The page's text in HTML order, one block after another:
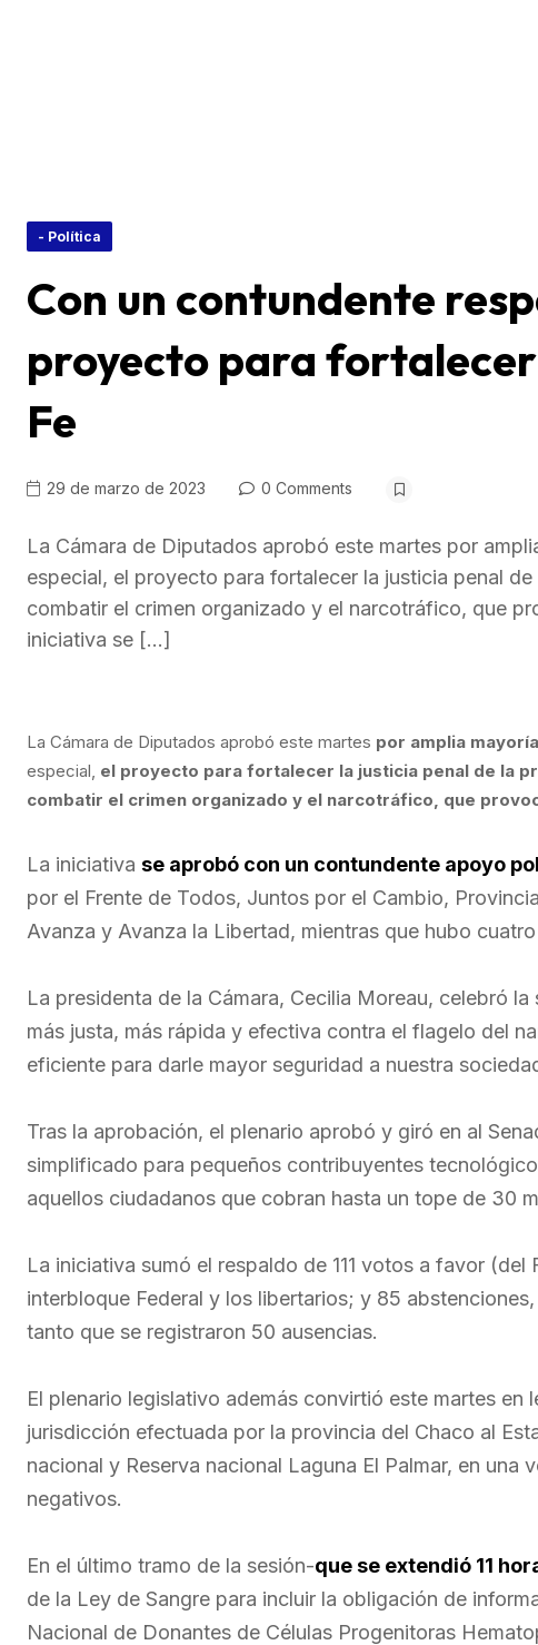
- Política
Con un contundente
proyecto para
Fe
29 de marzo de 2023 0 Comments
La Cámara de Diputados aprobó este martes por
especial, el proyecto para fortalecer la justicia penal
combatir el crimen organizado y el narcotráfico, que
iniciativa se […]
La Cámara de Diputados aprobó este martes por amplia
especial, el proyecto para fortalecer la justicia penal de la
combatir el crimen organizado y el narcotráfico, que
La iniciativa se aprobó con un contundente apoyo
por el Frente de Todos, Juntos por el Cambio,
Avanza y Avanza la Libertad, mientras que hubo
La presidenta de la Cámara, Cecilia Moreau, celebró
más justa, más rápida y efectiva contra el flagelo del
eficiente para darle mayor seguridad a nuestra
Tras la aprobación, el plenario aprobó y giró en al
simplificado para pequeños contribuyentes
aquellos ciudadanos que cobran hasta un tope de 30
La iniciativa sumó el respaldo de 111 votos a favor
interbloque Federal y los libertarios; y 85
tanto que se registraron 50 ausencias.
El plenario legislativo además convirtió este martes
jurisdicción efectuada por la provincia del Chaco al
nacional y Reserva nacional Laguna El Palmar, en
negativos.
En el último tramo de la sesión-que se extendió 11
de la Ley de Sangre para incluir la obligación de
Nacional de Donantes de Células Progenitoras